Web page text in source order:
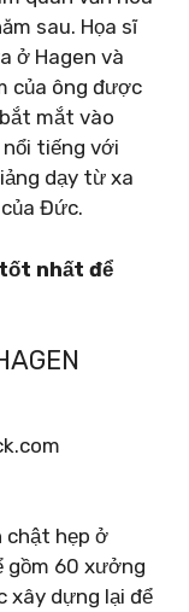
sau. Họa sĩ
ở Hagen và
của ông được
mắt vào
tiếng với
dạy từ xa
Đức.
nhất để
chật hẹp ở
gồm 60 xưởng
xây dựng lại để